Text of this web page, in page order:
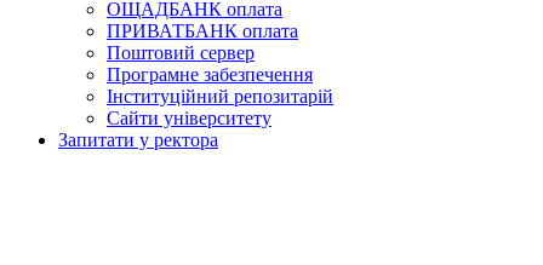
ОЩАДБАНК оплата
ПРИВАТБАНК оплата
Поштовий сервер
Програмне забезпечення
Інституційний репозитарій
Сайти університету
Запитати у ректора